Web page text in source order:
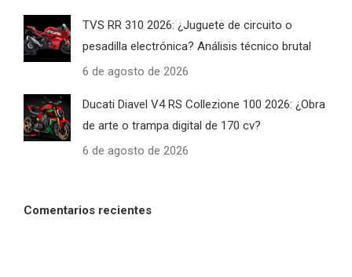
TVS RR 310 2026: ¿Juguete de circuito o
pesadilla electrónica? Análisis técnico brutal
6 de agosto de 2026
Ducati Diavel V4 RS Collezione 100 2026: ¿Obra
de arte o trampa digital de 170 cv?
6 de agosto de 2026
Comentarios recientes